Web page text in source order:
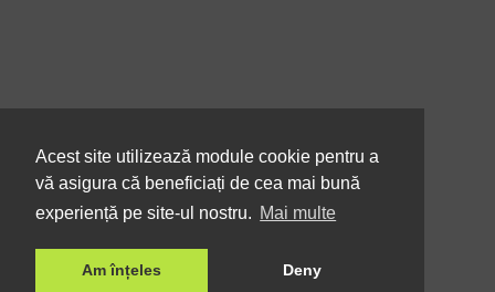
Acest site utilizează module cookie pentru a
vă asigura că beneficiați de cea mai bună
experiență pe site-ul nostru. Mai multe
Am înțeles Deny